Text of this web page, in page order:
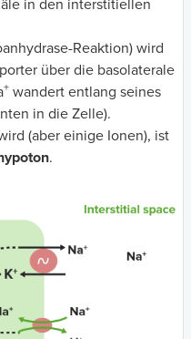
in den interstitiellen
Reaktion) wird
über die basolaterale
+ wandert entlang seines
in die Zelle).
(aber einige Ionen), ist
.